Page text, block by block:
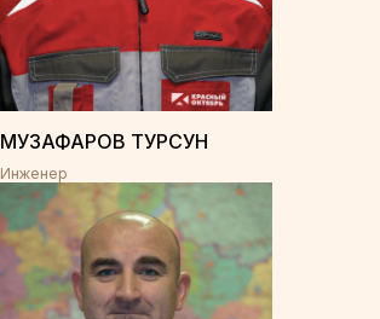
МУЗАФАРОВ ТУРСУН
Инженер